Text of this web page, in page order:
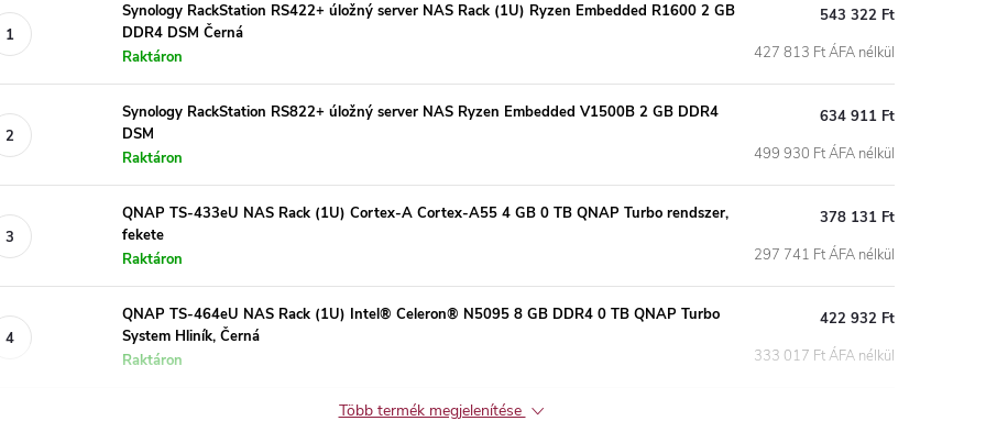
Synology RackStation RS422+ úložný server NAS Rack (1U) Ryzen Embedded R1600 2 GB
DDR4 DSM Černá
Raktáron
543 322 Ft
427 813 Ft ÁFA nélkül
Synology RackStation RS822+ úložný server NAS Ryzen Embedded V1500B 2 GB DDR4
DSM
Raktáron
634 911 Ft
499 930 Ft ÁFA nélkül
QNAP TS-433eU NAS Rack (1U) Cortex-A Cortex-A55 4 GB 0 TB QNAP Turbo rendszer,
fekete
Raktáron
378 131 Ft
297 741 Ft ÁFA nélkül
QNAP TS-464eU NAS Rack (1U) Intel® Celeron® N5095 8 GB DDR4 0 TB QNAP Turbo
System Hliník, Černá
Raktáron
422 932 Ft
333 017 Ft ÁFA nélkül
Több termék megjelenítése